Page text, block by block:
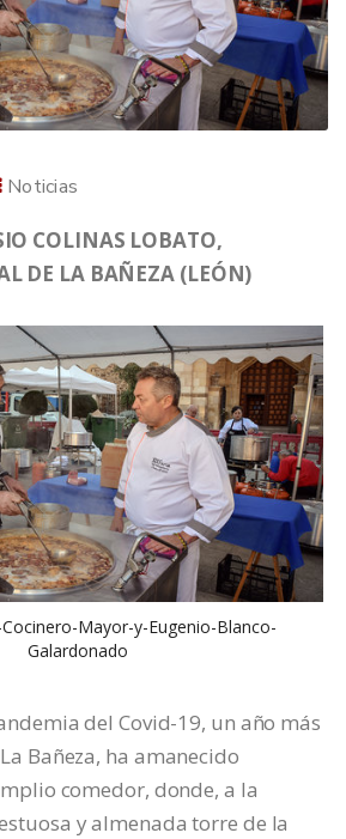
Noticias
COLINAS LOBATO,
DE LA BAÑEZA (LEÓN)
Mayor-y-Eugenio-Blanco-
Galardonado
del Covid-19, un año más
Bañeza, ha amanecido
comedor, donde, a la
y almenada torre de la